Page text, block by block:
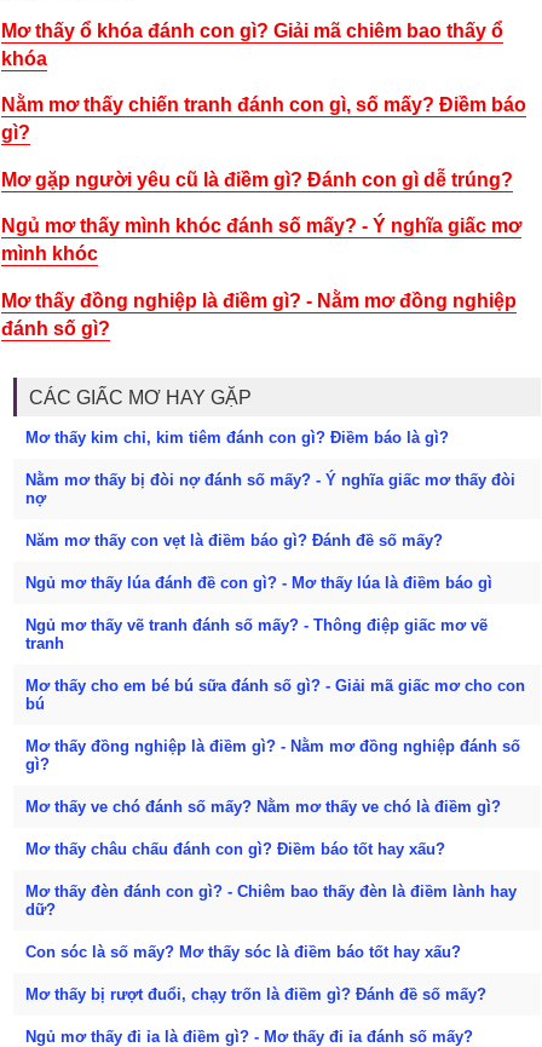
Mơ thấy ổ khóa đánh con gì? Giải mã chiêm bao thấy ổ
khóa
Nằm mơ thấy chiến tranh đánh con gì, số mấy? Điềm báo
gì?
Mơ gặp người yêu cũ là điềm gì? Đánh con gì dễ trúng?
Ngủ mơ thấy mình khóc đánh số mấy? - Ý nghĩa giấc mơ
mình khóc
Mơ thấy đồng nghiệp là điềm gì? - Nằm mơ đồng nghiệp
đánh số gì?
CÁC GIẤC MƠ HAY GẶP
Mơ thấy kim chỉ, kim tiêm đánh con gì? Điềm báo là gì?
Nằm mơ thấy bị đòi nợ đánh số mấy? - Ý nghĩa giấc mơ thấy đòi
nợ
Năm mơ thấy con vẹt là điềm báo gì? Đánh đề số mấy?
Ngủ mơ thấy lúa đánh đề con gì? - Mơ thấy lúa là điềm báo gì
Ngủ mơ thấy vẽ tranh đánh số mấy? - Thông điệp giấc mơ vẽ
tranh
Mơ thấy cho em bé bú sữa đánh số gì? - Giải mã giấc mơ cho con
bú
Mơ thấy đồng nghiệp là điềm gì? - Nằm mơ đồng nghiệp đánh số
gì?
Mơ thấy ve chó đánh số mấy? Nằm mơ thấy ve chó là điềm gì?
Mơ thấy châu chấu đánh con gì? Điềm báo tốt hay xấu?
Mơ thấy đèn đánh con gì? - Chiêm bao thấy đèn là điềm lành hay
dữ?
Con sóc là số mấy? Mơ thấy sóc là điềm báo tốt hay xấu?
Mơ thấy bị rượt đuổi, chạy trốn là điềm gì? Đánh đề số mấy?
Ngủ mơ thấy đi ỉa là điềm gì? - Mơ thấy đi ỉa đánh số mấy?